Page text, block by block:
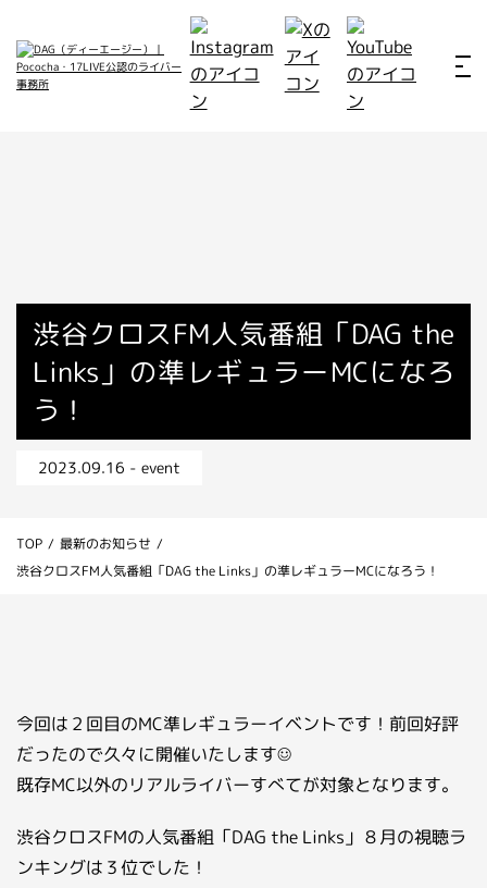
所属ライバー
インタビュー
最新のお知らせ
ライバーを目指したい方
お仕事のご相談・お問い合わせ
渋谷クロスFM人気番組「DAG the
Links」の準レギュラーMCになろ
う！
2023.09.16 - event
TOP / 最新のお知らせ /
渋谷クロスFM人気番組「DAG the Links」の準レギュラーMCになろう！
今回は２回目のMC準レギュラーイベントです！前回好評
だったので久々に開催いたします☺
既存MC以外のリアルライバーすべてが対象となります。
渋谷クロスFMの人気番組「DAG the Links」８月の視聴ラ
ンキングは３位でした！